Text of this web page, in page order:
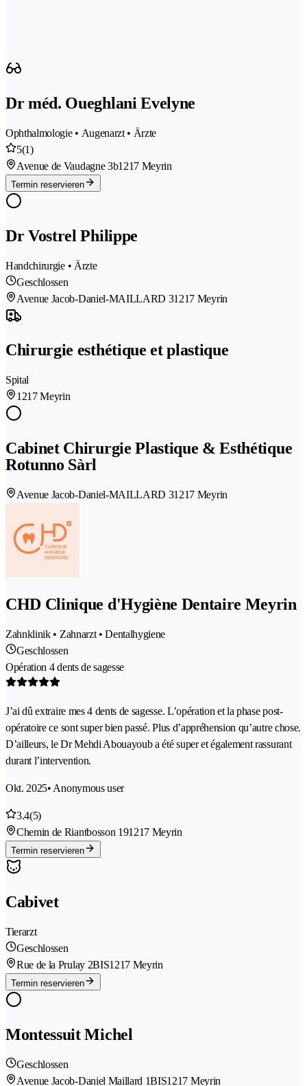
Dr méd. Oueghlani Evelyne
Ophthalmologie • Augenarzt • Ärzte
5(1)
Avenue de Vaudagne 3b1217 Meyrin
Termin reservieren
Dr Vostrel Philippe
Handchirurgie • Ärzte
Geschlossen
Avenue Jacob-Daniel-MAILLARD 31217 Meyrin
Chirurgie esthétique et plastique
Spital
1217 Meyrin
Cabinet Chirurgie Plastique & Esthétique
Rotunno Sàrl
Avenue Jacob-Daniel-MAILLARD 31217 Meyrin
CHD Clinique d'Hygiène Dentaire Meyrin
Zahnklinik • Zahnarzt • Dentalhygiene
Geschlossen
Opération 4 dents de sagesse
J’ai dû extraire mes 4 dents de sagesse. L’opération et la phase post-
opératoire ce sont super bien passé. Plus d’appréhension qu’autre chose.
D’ailleurs, le Dr Mehdi Abouayoub a été super et également rassurant
durant l’intervention.
Okt. 2025• Anonymous user
3.4(5)
Chemin de Riantbosson 191217 Meyrin
Termin reservieren
Cabivet
Tierarzt
Geschlossen
Rue de la Prulay 2BIS1217 Meyrin
Termin reservieren
Montessuit Michel
Geschlossen
Avenue Jacob-Daniel Maillard 1BIS1217 Meyrin